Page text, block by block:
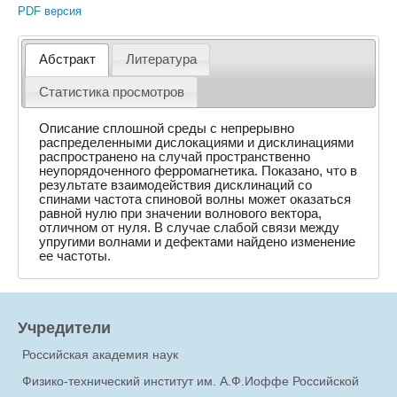
PDF версия
Абстракт Литература
Статистика просмотров
Описание сплошной среды с непрерывно
распределенными дислокациями и дисклинациями
распространено на случай пространственно
неупорядоченного ферромагнетика. Показано, что в
результате взаимодействия дисклинаций со
спинами частота спиновой волны может оказаться
равной нулю при значении волнового вектора,
отличном от нуля. В случае слабой связи между
упругими волнами и дефектами найдено изменение
ее частоты.
Учредители
Российская академия наук
Физико-технический институт им. А.Ф.Иоффе Российской